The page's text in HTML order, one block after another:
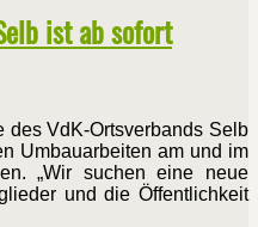
ist ab sofort
VdK-Ortsverbands Selb
Umbauarbeiten am und im
„Wir suchen eine neue
und die Öffentlichkeit